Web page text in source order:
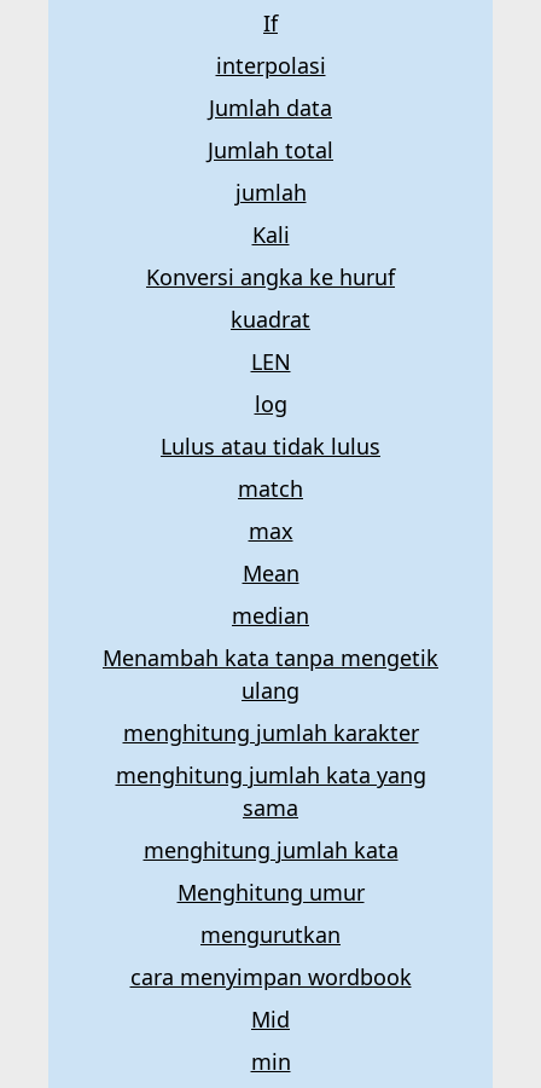
If
interpolasi
Jumlah data
Jumlah total
jumlah
Kali
Konversi angka ke huruf
kuadrat
LEN
log
Lulus atau tidak lulus
match
max
Mean
median
Menambah kata tanpa mengetik
ulang
menghitung jumlah karakter
menghitung jumlah kata yang
sama
menghitung jumlah kata
Menghitung umur
mengurutkan
cara menyimpan wordbook
Mid
min